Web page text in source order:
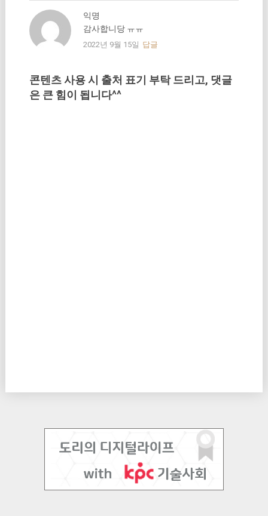
익명
감사합니당 ㅠㅠ
2022년 9월 15일 답글
콘텐츠 사용 시 출처 표기 부탁 드리고, 댓글
은 큰 힘이 됩니다^^